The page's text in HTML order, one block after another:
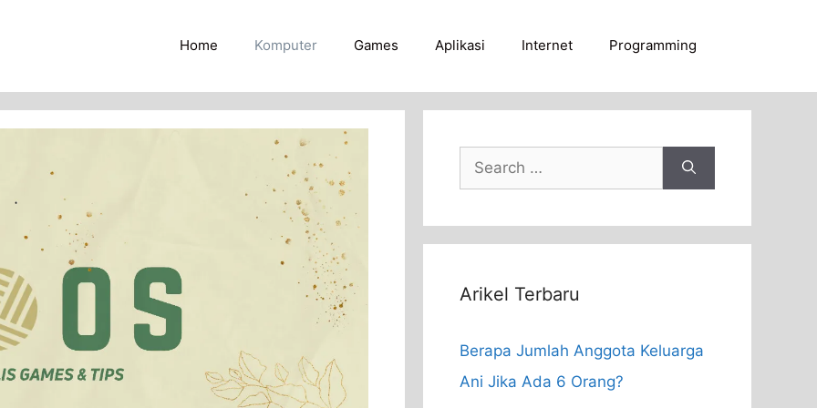
Home Komputer Games Aplikasi Internet Programming
Search
for:
Arikel Terbaru
Berapa Jumlah Anggota Keluarga
Ani Jika Ada 6 Orang?